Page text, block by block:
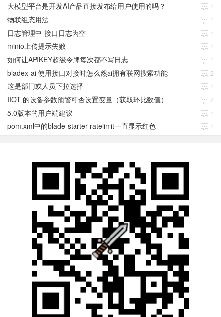
大模型平台是开发AI产品直接发布给用户使用的吗？ 1
物联组态用法 1
日志管理中-接口日志为空 1
minio上传提示失败 1
如何让APIKEY超级令牌每次都不写日志 1
bladex-ai 使用接口对接时怎么然ai拥有联网搜索功能 2
这是部门或人员下拉选择 1
IIOT 的设备参数预警可否设置变量（获取环比数值） 2
5.0版本的用户端建议 1
pom.xml中的blade-starter-ratelimit一直显示红色 1